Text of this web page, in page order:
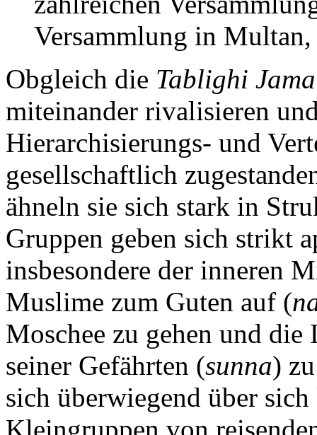
Versammlung in
Obgleich die Tablighi
miteinander rivalisieren
Hierarchisierungs- und
gesellschaftlich
ähneln sie sich stark in
Gruppen geben sich strikt
insbesondere der inneren
Muslime zum Guten auf (
Moschee zu gehen und die
seiner Gefährten (sunna)
sich überwiegend über
Kleingruppen von